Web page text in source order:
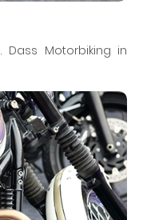
. Dass Motorbiking in